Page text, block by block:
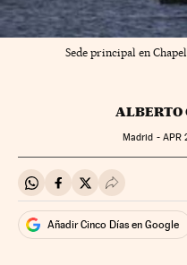
Sede principal en
ALBERTO
Madrid - APR
Compartir en Whatsapp
Compartir en
Compartir en
Desplegar
Añadir Cinco Días en Google